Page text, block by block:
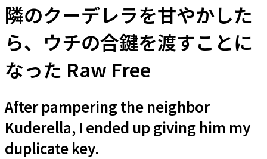
隣のクーデレラを甘やかした
ら、ウチの合鍵を渡すことに
なった Raw Free
After pampering the neighbor
Kuderella, I ended up giving him my
duplicate key.